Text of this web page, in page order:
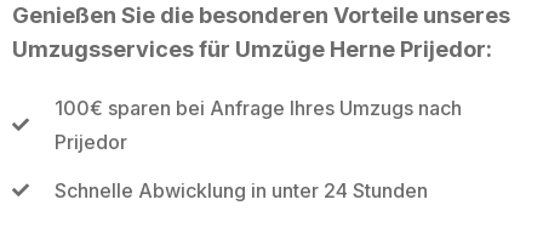
Genießen Sie die besonderen Vorteile unseres
Umzugsservices für Umzüge Herne Prijedor:
100€ sparen bei Anfrage Ihres Umzugs nach
Prijedor
Schnelle Abwicklung in unter 24 Stunden